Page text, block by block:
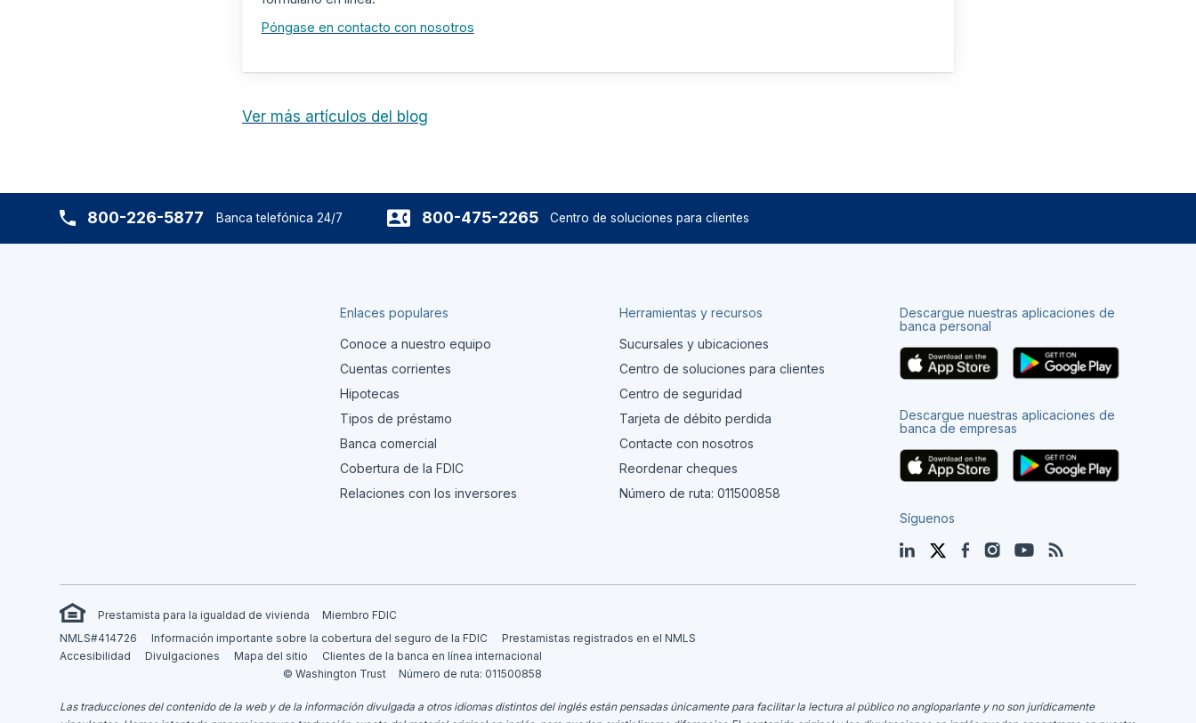
Póngase en contacto con nosotros
Ver más artículos del blog
800-226-5877 Banca telefónica 24/7 800-475-2265 Centro de soluciones para clientes
Enlaces populares
Conoce a nuestro equipo
Cuentas corrientes
Hipotecas
Tipos de préstamo
Banca comercial
Cobertura de la FDIC
Relaciones con los inversores
Herramientas y recursos
Sucursales y ubicaciones
Centro de soluciones para clientes
Centro de seguridad
Tarjeta de débito perdida
Contacte con nosotros
Reordenar cheques
Número de ruta: 011500858
Descargue nuestras aplicaciones de
banca personal
Descargue nuestras aplicaciones de
banca de empresas
Síguenos
LinkedInTwitterFacebook
InstagramYouTube
Blog
Prestamista para la igualdad de vivienda
Miembro FDIC
NMLS#414726
Información importante sobre la cobertura del seguro de la FDIC
Prestamistas registrados en el NMLS
Accesibilidad
Divulgaciones Mapa del sitio
Clientes de la banca en línea internacional
© Washington Trust
Número de ruta: 011500858
Las traducciones del contenido de la web y de la información divulgada a otros idiomas distintos del inglés están pensadas únicamente para facilitar la lectura al público no angloparlante y no son jurídicamente